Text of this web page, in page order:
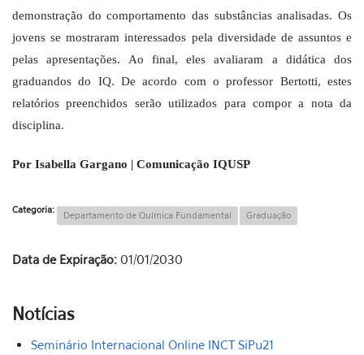
demonstração do comportamento das substâncias analisadas. Os
jovens se mostraram interessados pela diversidade de assuntos e
pelas apresentações. Ao final, eles avaliaram a didática dos
graduandos do IQ. De acordo com o professor Bertotti, estes
relatórios preenchidos serão utilizados para compor a nota da
disciplina.
Por Isabella Gargano | Comunicação IQUSP
Categoria: Departamento de Química Fundamental Graduação
Data de Expiração: 01/01/2030
Notícias
Seminário Internacional Online INCT SiPu21